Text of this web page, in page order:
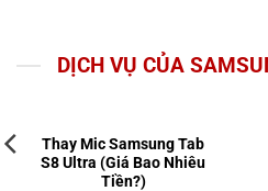
DỊCH VỤ CỦA
Thay Mic Samsung Tab
S8 Ultra (Giá Bao Nhiêu
Tiền?)